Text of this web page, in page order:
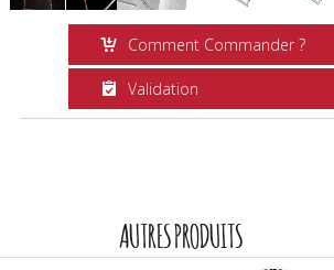
Comment Commander ?
Ajouter au Panier
Validation
commande.
AUTRES PRODUITS